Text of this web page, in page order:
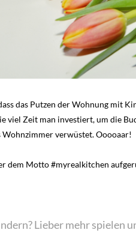
das Putzen der Wohnung mit
viel Zeit man investiert, um die
Wohnzimmer verwüstet. Ooooaar!
dem Motto #myrealkitchen
Lieber mehr spielen